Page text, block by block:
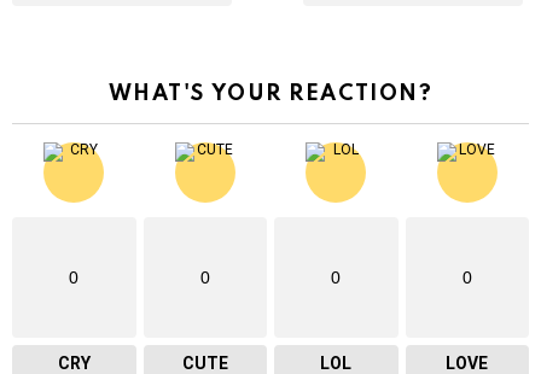
WHAT'S YOUR REACTION?
0
CRY
0
CUTE
0
LOL
0
LOVE